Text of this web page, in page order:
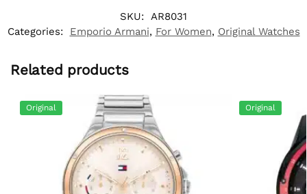
SKU: AR8031
Categories:
Emporio Armani, For Women, Original Watches
Related products
Original Original